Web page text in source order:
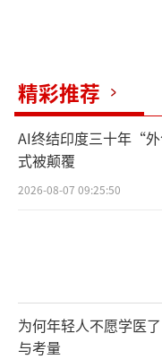
精彩推荐
AI终结印度三十年“
式被颠覆
2026-08-07 09:25:50
为何年轻人不愿学医
与考量